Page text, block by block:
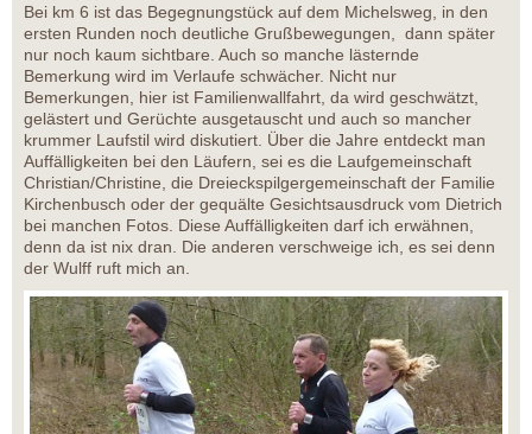
Bei km 6 ist das Begegnungstück auf dem Michelsweg, in den
ersten Runden noch deutliche Grußbewegungen, dann später
nur noch kaum sichtbare. Auch so manche lästernde
Bemerkung wird im Verlaufe schwächer. Nicht nur
Bemerkungen, hier ist Familienwallfahrt, da wird geschwätzt,
gelästert und Gerüchte ausgetauscht und auch so mancher
krummer Laufstil wird diskutiert. Über die Jahre entdeckt man
Auffälligkeiten bei den Läufern, sei es die Laufgemeinschaft
Christian/Christine, die Dreieckspilgergemeinschaft der Familie
Kirchenbusch oder der gequälte Gesichtsausdruck vom Dietrich
bei manchen Fotos. Diese Auffälligkeiten darf ich erwähnen,
denn da ist nix dran. Die anderen verschweige ich, es sei denn
der Wulff ruft mich an.